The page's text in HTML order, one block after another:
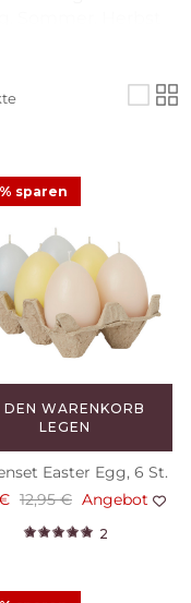
Sommer, Herbst
sparen
DEN WARENKORB
LEGEN
Easter Egg, 6 St.
12,95 € Angebot
2